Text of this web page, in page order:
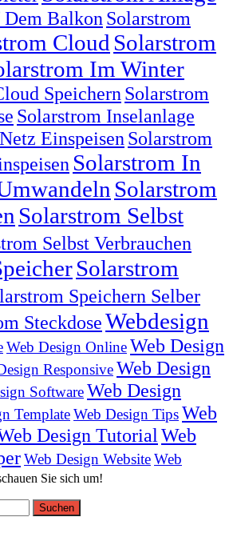
Balkon Solarstrom
Cloud Solarstrom
Im Winter
Speichern Solarstrom
Solarstrom Inselanlage
Einspeisen Solarstrom
Solarstrom In
Solarstrom
Solarstrom Selbst
Selbst Verbrauchen
Solarstrom
Speichern Selber
SteckdoseWebdesign
Web Design OnlineWeb Design
ResponsiveWeb Design
SoftwareWeb Design
TemplateWeb Design TipsWeb
Design Tutorial Web
Web Design WebsiteWeb
Sie sich um!